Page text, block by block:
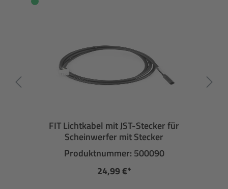
FIT Lichtkabel mit JST-Stecker für
Scheinwerfer mit Stecker
Produktnummer: 500090
24,99 €*